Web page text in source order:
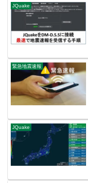
JQuake
緊急地震速報
JQuake